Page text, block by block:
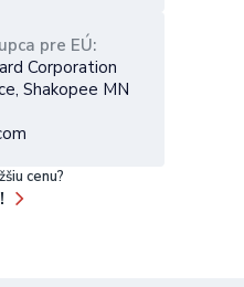
pre EÚ
Corporation
Shakopee MN
cenu?